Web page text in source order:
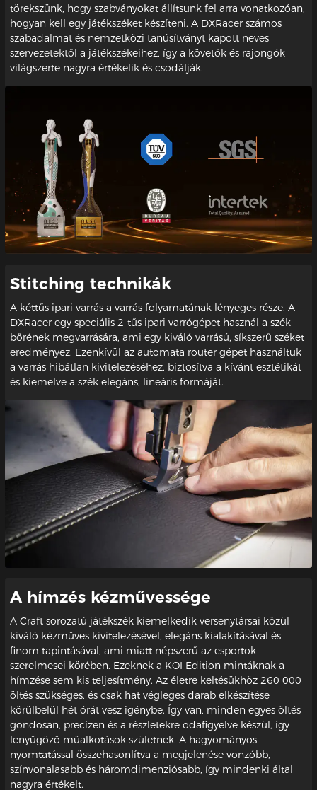
törekszünk, hogy szabványokat állítsunk fel arra vonatkozóan,
hogyan kell egy játékszéket készíteni. A DXRacer számos
szabadalmat és nemzetközi tanúsítványt kapott neves
szervezetektől a játékszékeihez, így a követők és rajongók
világszerte nagyra értékelik és csodálják.
Stitching technikák
A kéttűs ipari varrás a varrás folyamatának lényeges része. A
DXRacer egy speciális 2-tűs ipari varrógépet használ a szék
bőrének megvarrására, ami egy kiváló varrású, síkszerű széket
eredményez. Ezenkívül az automata router gépet használtuk
a varrás hibátlan kivitelezéséhez, biztosítva a kívánt esztétikát
és kiemelve a szék elegáns, lineáris formáját.
A hímzés kézművessége
A Craft sorozatú játékszék kiemelkedik versenytársai közül
kiváló kézműves kivitelezésével, elegáns kialakításával és
finom tapintásával, ami miatt népszerű az esportok
szerelmesei körében. Ezeknek a KOI Edition mintáknak a
hímzése sem kis teljesítmény. Az életre keltésükhöz 260 000
öltés szükséges, és csak hat végleges darab elkészítése
körülbelül hét órát vesz igénybe. Így van, minden egyes öltés
gondosan, precízen és a részletekre odafigyelve készül, így
lenyűgöző műalkotások születnek. A hagyományos
nyomtatással összehasonlítva a megjelenése vonzóbb,
színvonalasabb és háromdimenziósabb, így mindenki által
nagyra értékelt.